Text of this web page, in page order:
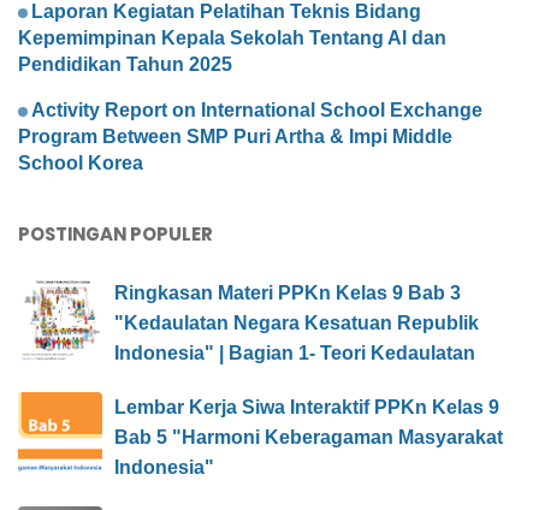
Laporan Kegiatan Pelatihan Teknis Bidang
Kepemimpinan Kepala Sekolah Tentang AI dan
Pendidikan Tahun 2025
Activity Report on International School Exchange
Program Between SMP Puri Artha & Impi Middle
School Korea
POSTINGAN POPULER
Ringkasan Materi PPKn Kelas 9 Bab 3
"Kedaulatan Negara Kesatuan Republik
Indonesia" | Bagian 1- Teori Kedaulatan
Lembar Kerja Siwa Interaktif PPKn Kelas 9
Bab 5 "Harmoni Keberagaman Masyarakat
Indonesia"